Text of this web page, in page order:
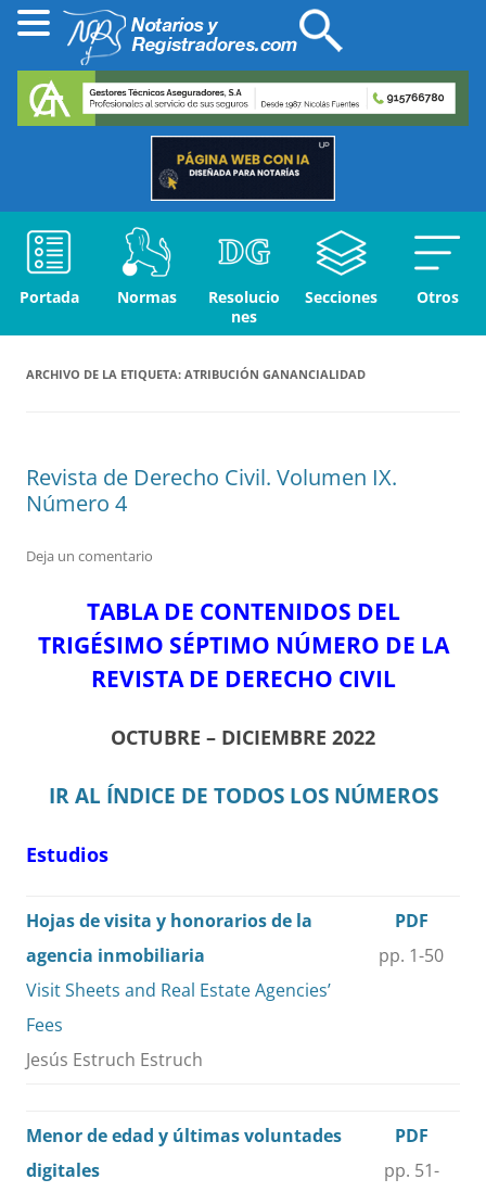
Portada Normas
Resolucio
nes
Secciones Otros
ARCHIVO DE LA ETIQUETA: ATRIBUCIÓN GANANCIALIDAD
Revista de Derecho Civil. Volumen IX.
Número 4
Deja un comentario
TABLA DE CONTENIDOS DEL
TRIGÉSIMO SÉPTIMO NÚMERO DE LA
REVISTA DE DERECHO CIVIL
OCTUBRE – DICIEMBRE 2022
IR AL ÍNDICE DE TODOS LOS NÚMEROS
Estudios
Hojas de visita y honorarios de la
agencia inmobiliaria
Visit Sheets and Real Estate Agencies’
Fees
Jesús Estruch Estruch
PDF
pp. 1-50
Menor de edad y últimas voluntades
digitales
PDF
pp. 51-